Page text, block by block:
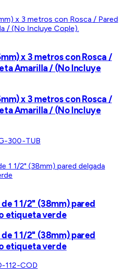
x 3 metros con Rosca /
Amarilla / (No Incluye
x 3 metros con Rosca /
Amarilla / (No Incluye
300-TUB
1 1/2" (38mm) pared
etiqueta verde
1 1/2" (38mm) pared
etiqueta verde
112-COD